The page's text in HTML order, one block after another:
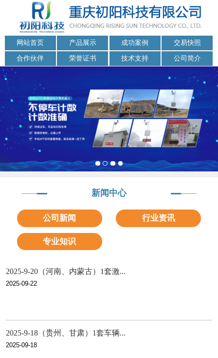
网站首页 产品展示 成功案例 交易快照
合作伙伴 荣誉证书 技术支持 公司简介
新闻中心
公司新闻 行业资讯
专业知识
2025-9-20（河南、内蒙古）1套激...
2025-09-22
2025-9-18（贵州、甘肃）1套车辆...
2025-09-18